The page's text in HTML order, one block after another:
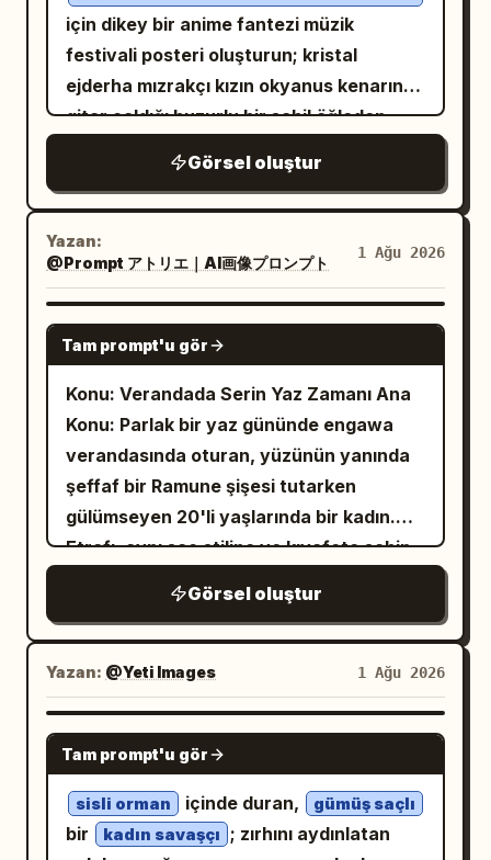
pullar ve yumuşak cilt dokusu, sıcak
turuncu ve altın rengi aydınlatma, büyülü
gökkuşağı parıltısı, hacimsel güneş
ifadeleri, yüksek prodüksiyon kalitesi,
aile dostu ton. Metin kısıtlamaları: Tüm
altyazıları tam olarak yazıldığı gibi
İngilizce tutun. Her siyah altyazı
şeridinde ortalanmış temiz, beyaz,
tırnaksız (sans-serif) bir yazı tipi kullanın.
Okunabilirliği koruyun. Ekstra paneller,
logolar, filigranlar, kullanıcı arayüzü
öğeleri veya konuyla ilgisiz metinler
eklemeyin.
olarak koru.
gold ornament, tarot card style,
holographic foil finish, rainbow
reflections, prismatic diffraction,
embossed gold foil, reflective gemstone
rüzgarda uçuşan tutamları ve uzun
perçemleri olan kabarık kül sarısı/açık bej
saçları, büyük altın-kahverengi
parıldayan gözleri, pembe allığı ve
hafifçe aralık ağzıyla narin bir ifadesi
görünür çiçek/renk kümesi içeren pastel
bir çiçek aranjmanı ekleyin: pembe kiraz
çiçekleri, soluk mavi ortanca, minik
beyaz cipso çiçekleri, küçük sarı-yeşil
tomurcuklar ve yumuşak yeşil yapraklar.
Yarı saydam askıları, dantel süslemeleri,
kristal gerdanlığı, omuz askısı, küçük
tokaları, parlayan camgöbeği ve pembe
vurguları olan yanardöner beyaz-gümüş
fütüristik bir idol kıyafeti giyiyor; ayrıca
parlayan mavi bir kulaklık parçası ve
şeffaf mikrofon ucu olan bir kulaklık
mikrofonu takıyor. Modu saf, nazik, rüya
tasarımı: Alt orta kısma neon beyaz-
pembe el yazısıyla büyük, parlayan bir
şarkı başlığı olan
yerleştirin;
altında hafif bir alt çizgi ışık izi ve
parıltılar olsun. Altına “ルミエール” yazan
küçük Japonca katakana ekleyin.
Başlığın üzerine “のぞむ Debut Single”
için dikey bir anime fantezi müzik
festivali posteri oluşturun; kristal
ejderha mızrakçı kızın okyanus kenarında
gitar çaldığı huzurlu bir sahil öğleden
poster, parlak yüksek çözünürlüklü
anime illüstrasyonu, alt üçte birlik kısım
soluk kum üzerinde tipografi için
ayrılmıştır. Sıcak tropikal gün ışığı, sakin
ve umut dolu bir atmosfer. Ana konu:
fantezi kadını, kumsaldaki güneşten
ağarmış büyük bir dal parçasının
üzerinde yan oturmuş, hafifçe
gülümseyerek denize bakıyor ve
sunburst Les Paul tarzı bir elektro gitar
çalıyor. Uzun, dalgalı turkuaz yeşili
saçları, yeşil gözleri, sivri hayvan
aksesuarları var. Üzerinde süslü bir
maceracı kıyafeti: beyaz kabarık kollu
bluz, koyu yeşil korse yelek, kısa katlı
etek, deri kemerler, kol aksesuarları,
bacak kayışları ve metal detaylı uzun
kahverengi bağcıklı botlar. Fantezi
detayları: Arkasında ve kısmen
etrafında, yarı saydam su rengi
pullardan, fasetli kristal zarlardan,
Görsel oluştur
Yazan:
@Prompt アトリエ｜AI画像プロンプト
1 Ağu 2026
GPT IMAGE 2
Tam prompt'u gör
Konu: Verandada Serin Yaz Zamanı Ana
Konu: Parlak bir yaz gününde engawa
verandasında oturan, yüzünün yanında
şeffaf bir Ramune şişesi tutarken
gülümseyen 20'li yaşlarında bir kadın.
Etrafı, aynı saç stiline ve kıyafete sahip,
yapma veya sarılma gibi farklı eylemler
gerçekleştiren birkaç küçük chibi tarzı
karakterle çevrilidir. Sol üstte cam bir
rüzgar çanı, sağ altta ise yuvarlak çiçekli
bir yelpaze ile bir akvaryum bulunur.
Karakter/İfade: Hafifçe sola dönük,
kameraya nazik ve dostça bir
gülümsemeyle bakıyor. Yumuşak oval
yüz, badem şeklinde açık kahverengi
Görsel oluştur
Yazan: @Yeti Images 1 Ağu 2026
GPT IMAGE 2
Tam prompt'u gör
sisli orman içinde duran, gümüş saçlı
bir kadın savaşçı
; zırhını aydınlatan